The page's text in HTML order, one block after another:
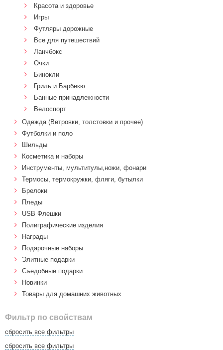
Красота и здоровье
Игры
Футляры дорожные
Все для путешествий
Ланчбокс
Очки
Бинокли
Гриль и Барбекю
Банные принадлежности
Велоспорт
Одежда (Ветровки, толстовки и прочее)
Футболки и поло
Шильды
Косметика и наборы
Инструменты, мультитулы,ножи, фонари
Термосы, термокружки, фляги, бутылки
Брелоки
Пледы
USB Флешки
Полиграфические изделия
Награды
Подарочные наборы
Элитные подарки
Cъедобные подарки
Новинки
Товары для домашних животных
Фильтр по свойствам
сбросить все фильтры
сбросить все фильтры